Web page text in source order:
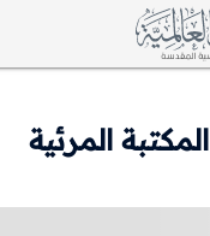
المكتبة المرئية